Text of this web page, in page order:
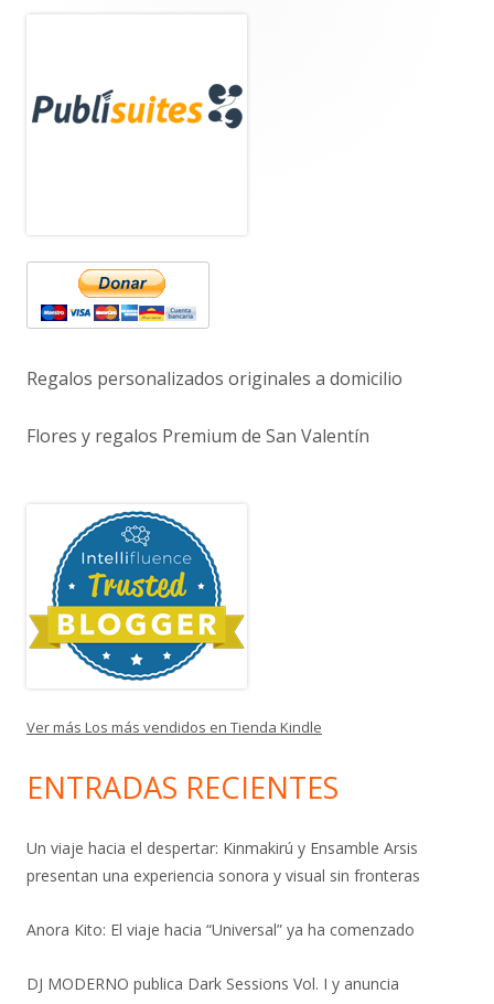
lateral
principal
Regalos personalizados originales a domicilio
Flores y regalos Premium de San Valentín
Ver más Los más vendidos en Tienda Kindle
ENTRADAS RECIENTES
Un viaje hacia el despertar: Kinmakirú y Ensamble Arsis
presentan una experiencia sonora y visual sin fronteras
Anora Kito: El viaje hacia “Universal” ya ha comenzado
DJ MODERNO publica Dark Sessions Vol. I y anuncia